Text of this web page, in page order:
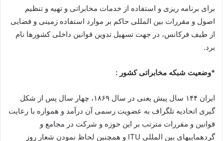
برای برنامه ریزی و استفاده از خدمات مخابراتی و تهیه و تنظیم
اصول و مقررات بین المللی حاکم بر موارد استفاده زمینی و فضایی
از طیف فرکانس، در جهت تسهیل تدوین قوانین داخلی کشورها نام
برد.
*وضعیت شبکه مخابراتی کشور :
ایران ۱۴۴ سال پیش یعنی در سال ۱۸۶۹، چهار سال پس از شکل
گیری اتحادیه تلگراف به عضویت رسمی آن درآمد و همواره با رعایت
قوانین و مقررات مترتب بر این حوزه و شرکت در مجامع و
گردهماییهای بین المللی ITU و همچنین لحاظ نمودن شعار روز